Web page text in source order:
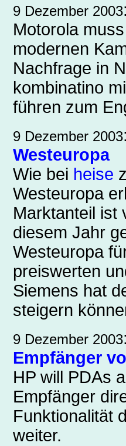
9 Dezember 2003
Motorola
modernen
Nachfrage in
kombinatino
führen zum
9 Dezember 2003
Westeuropa
Wie bei heise
Westeuropa
Marktanteil ist
diesem Jahr
Westeuropa
preiswerten
Siemens hat
steigern
9 Dezember 2003
Empfänger
HP will PDAs
Empfänger
Funktionalität
weiter.